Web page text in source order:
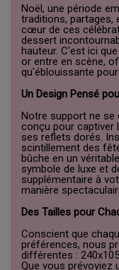
Noël, une période
traditions, partages,
cœur de ces
dessert
hauteur. C'est ici
or entre en scène,
qu'éblouissante
Un Design Pensé
Notre support ne
conçu pour captiver
ses reflets dorés.
scintillement des
bûche en un
symbole de luxe et
supplémentaire à
manière
Des Tailles pour
Conscient que
préférences, nous
différentes :
Que vous prévoyiez